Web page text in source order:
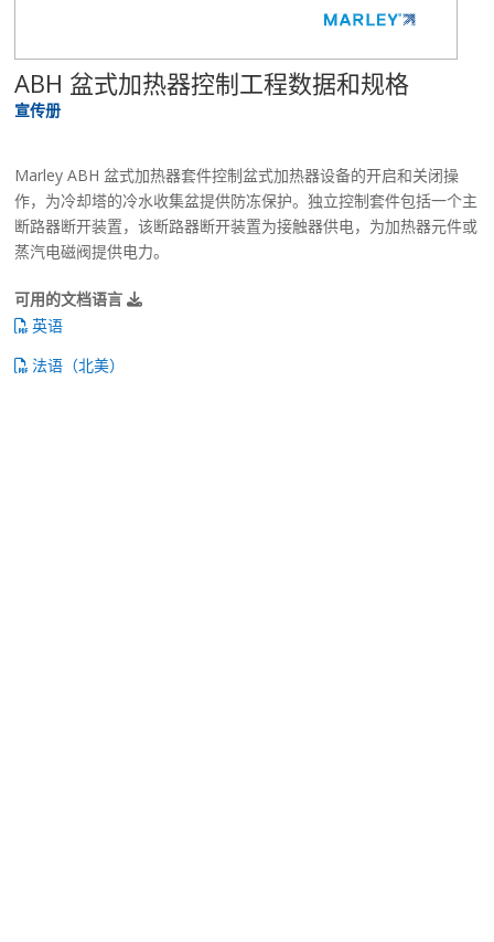
ABH 盆式加热器控制工程数据和规格
宣传册
Marley ABH 盆式加热器套件控制盆式加热器设备的开启和关闭操
作，为冷却塔的冷水收集盆提供防冻保护。独立控制套件包括一个主
断路器断开装置，该断路器断开装置为接触器供电，为加热器元件或
蒸汽电磁阀提供电力。
可用的文档语言
英语
法语（北美）